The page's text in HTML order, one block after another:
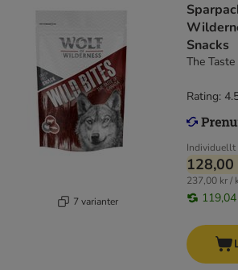
7 varianter
Snacks
The
Individuellt
237,00 kr /
Rating: